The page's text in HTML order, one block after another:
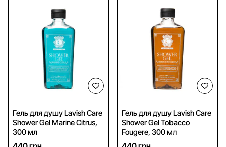
Гель для душу Lavish Care
Shower Gel Marine Citrus,
300 мл
Гель для душу Lavish Care
Shower Gel Tobacco
Fougere, 300 мл